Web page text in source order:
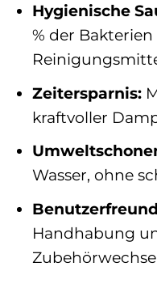
Hygienische
% der
Zeitersparnis:
kraftvoller
Wasser, ohne
Handhabung